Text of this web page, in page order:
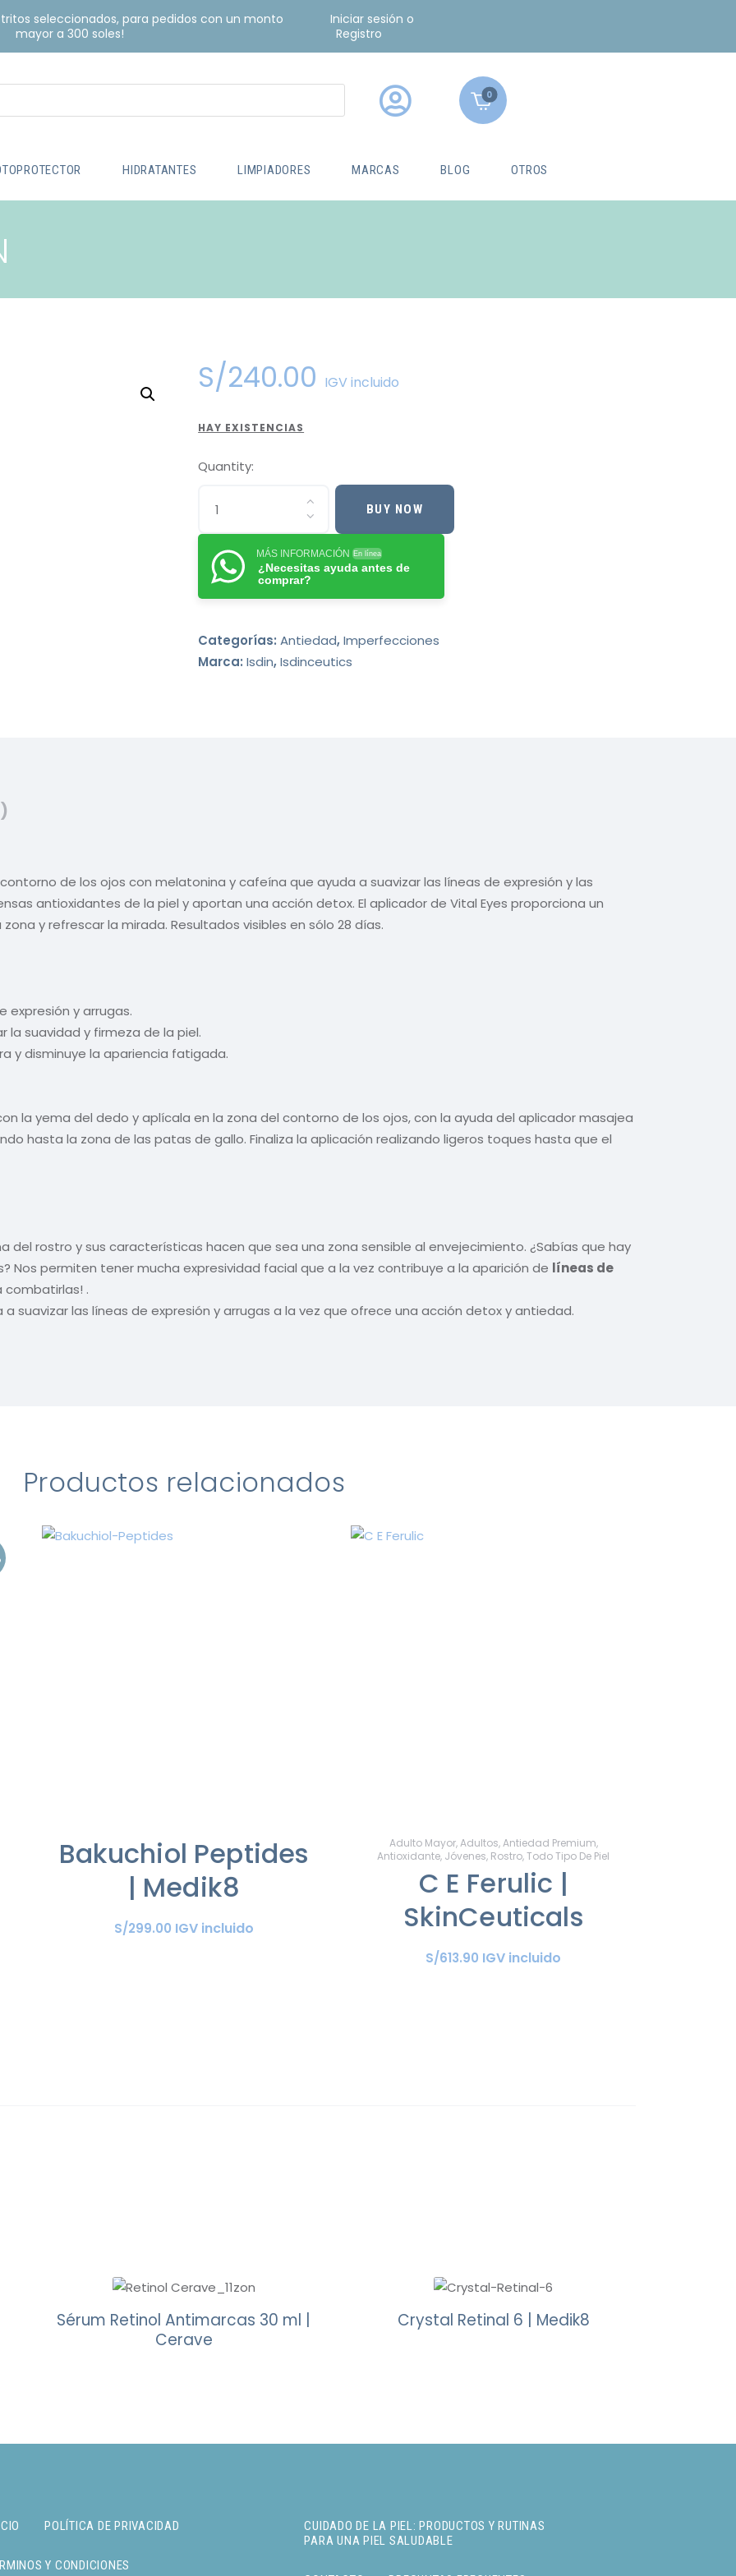
seleccionados, para pedidos con un monto
mayor a 300 soles!
Iniciar sesión o
Registro
0
HIDRATANTES LIMPIADORES MARCAS BLOG OTROS
S/240.00 IGV incluido
HAY EXISTENCIAS
Quantity:
BUY NOW
MÁS INFORMACIÓN En línea
¿Necesitas ayuda antes de
comprar?
Categorías:Antiedad,Imperfecciones
Marca:Isdin,Isdinceutics
de los ojos con melatonina y cafeína que ayuda a suavizar las líneas de expresión y las
antioxidantes de la piel y aportan una acción detox. El aplicador de Vital Eyes proporciona un
y refrescar la mirada. Resultados visibles en sólo 28 días.
expresión y arrugas.
la suavidad y firmeza de la piel.
y disminuye la apariencia fatigada.
la yema del dedo y aplícala en la zona del contorno de los ojos, con la ayuda del aplicador masajea
hasta la zona de las patas de gallo. Finaliza la aplicación realizando ligeros toques hasta que el
del rostro y sus características hacen que sea una zona sensible al envejecimiento. ¿Sabías que hay
Nos permiten tener mucha expresividad facial que a la vez contribuye a la aparición de líneas de
combatirlas! .
suavizar las líneas de expresión y arrugas a la vez que ofrece una acción detox y antiedad.
Productos relacionados
Bakuchiol Peptides
| Medik8
S/299.00 IGV incluido
Adulto Mayor,Adultos,Antiedad Premium,
Antioxidante, Jóvenes, Rostro,Todo Tipo De Piel
C E Ferulic |
SkinCeuticals
S/613.90 IGV incluido
Sérum Retinol Antimarcas 30 ml |
Cerave
Crystal Retinal 6 | Medik8
POLÍTICA DE PRIVACIDAD
Y CONDICIONES
CUIDADO DE LA PIEL: PRODUCTOS Y RUTINAS
PARA UNA PIEL SALUDABLE